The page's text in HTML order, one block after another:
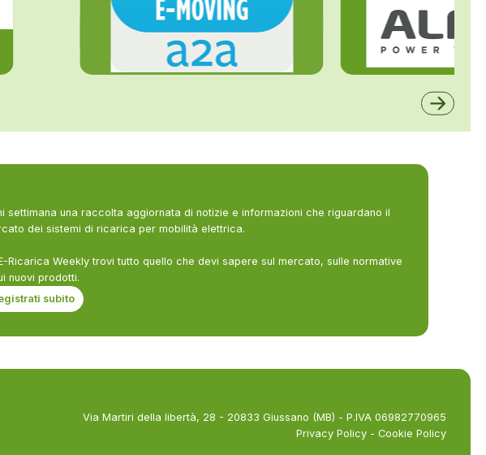
settimana una raccolta aggiornata di notizie e informazioni che riguardano il
dei sistemi di ricarica per mobilità elettrica.
Ricarica Weekly trovi tutto quello che devi sapere sul mercato, sulle normative
nuovi prodotti.
subito
Via Martiri della libertà, 28 - 20833 Giussano (MB) - P.IVA 06982770965
Privacy Policy - Cookie Policy